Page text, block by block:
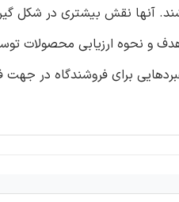
آنها نقش بیشتری در شکل
هدف و نحوه ارزیابی محصولات
برای فروشندگاه در